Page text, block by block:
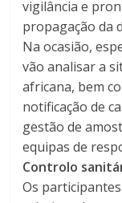
vigilância e
propagação da
Na ocasião,
vão analisar a
africana, bem
notificação de
gestão de
equipas de
Controlo
Os